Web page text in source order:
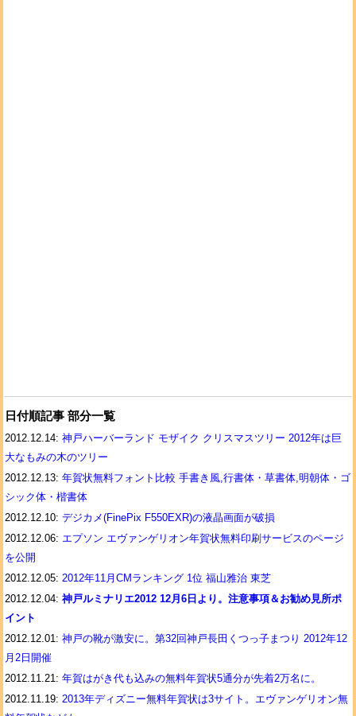
日付順記事 部分一覧
2012.12.14: 神戸ハーバーランド モザイク クリスマスツリー 2012年は巨
大なもみの木のツリー
2012.12.13: 年賀状無料フォント比較 手書き風,行書体・草書体,明朝体・ゴ
シック体・楷書体
2012.12.10: デジカメ(FinePix F550EXR)の液晶画面が破損
2012.12.06: エプソン エヴァンゲリオン年賀状無料印刷サービスのページ
を公開
2012.12.05: 2012年11月CMランキング 1位 福山雅治 東芝
2012.12.04: 神戸ルミナリエ2012 12月6日より。注意事項＆お勧め見所ポ
イント
2012.12.01: 神戸の靴が激安に。第32回神戸長田くつっ子まつり 2012年12
月2日開催
2012.11.21: 年賀はがき代も込みの無料年賀状5通分が先着2万名に。
2012.11.19: 2013年ディズニー無料年賀状は3サイト。エヴァンゲリオン無